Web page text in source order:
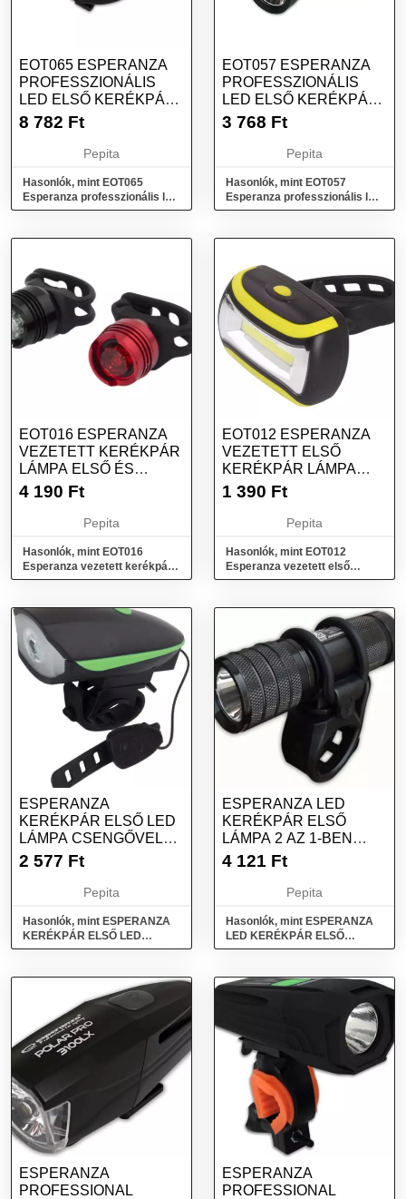
EOT065 ESPERANZA
PROFESSZIONÁLIS
LED ELSŐ KERÉKPÁR
LÁMPA HERCULES...
8 782 Ft
Pepita
Hasonlók, mint EOT065
Esperanza professzionális led
első kerékpár lámpa
EOT057 ESPERANZA
PROFESSZIONÁLIS
LED ELSŐ KERÉKPÁR
LÁMPA 2IN1 ALP...
3 768 Ft
Pepita
Hasonlók, mint EOT057
Esperanza professzionális led
első kerékpár lámpa 2in1 alp...
EOT016 ESPERANZA
VEZETETT KERÉKPÁR
LÁMPA ELSŐ ÉS
HÁTSÓ SZETT ACRUX
4 190 Ft
Pepita
Hasonlók, mint EOT016
Esperanza vezetett kerékpár
lámpa első és hátsó szett
EOT012 ESPERANZA
VEZETETT ELSŐ
KERÉKPÁR LÁMPA
TURAIS
1 390 Ft
Pepita
Hasonlók, mint EOT012
Esperanza vezetett első
kerékpár lámpa turais
ESPERANZA
KERÉKPÁR ELSŐ LED
LÁMPA CSENGŐVEL
ALFARD
2 577 Ft
Pepita
Hasonlók, mint ESPERANZA
KERÉKPÁR ELSŐ LED
LÁMPA CSENGŐVEL ALFARD
ESPERANZA LED
KERÉKPÁR ELSŐ
LÁMPA 2 AZ 1-BEN
CYGNUS
4 121 Ft
Pepita
Hasonlók, mint ESPERANZA
LED KERÉKPÁR ELSŐ
LÁMPA 2 AZ 1-BEN CYGNUS
ESPERANZA
PROFESSIONAL
ESPERANZA
PROFESSIONAL